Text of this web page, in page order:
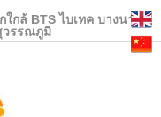
ใกล้ BTS ไบเทค บางนา
วรรณภูมิ